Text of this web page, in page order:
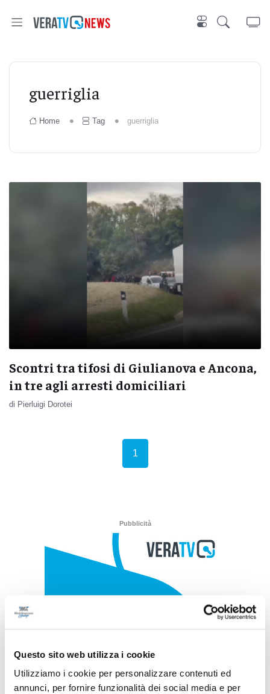
Questo sito web utilizza i cookie
Utilizziamo i cookie per personalizzare contenuti ed
annunci, per fornire funzionalità dei social media e per
guerriglia
Home Tag guerriglia
Scontri tra tifosi di Giulianova e Ancona,
in tre agli arresti domiciliari
di Pierluigi Dorotei
1
Pubblicità